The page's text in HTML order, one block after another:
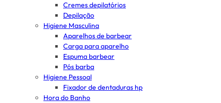
Cremes depilatórios
Depilação
Higiene Masculina
Aparelhos de barbear
Carga para aparelho
Espuma barbear
Pós barba
Higiene Pessoal
Fixador de dentaduras hp
Hora do Banho